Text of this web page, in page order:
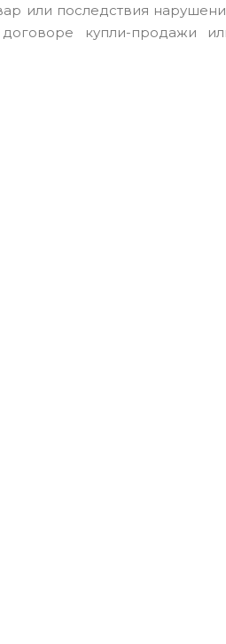
или последствия
купли-продажи